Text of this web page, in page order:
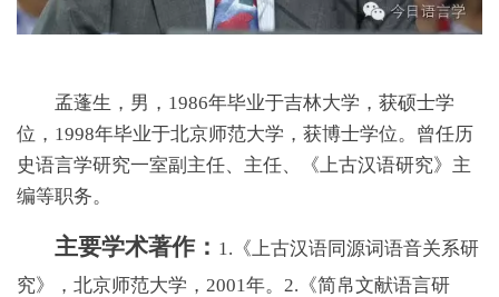
孟蓬生，男，1986年毕业于吉林大学，获硕士学
位，1998年毕业于北京师范大学，获博士学位。曾任历
史语言学研究一室副主任、主任、《上古汉语研究》主
编等职务。
主要学术著作： 1.《上古汉语同源词语音关系研
究》，北京师范大学，2001年。2.《简帛文献语言研